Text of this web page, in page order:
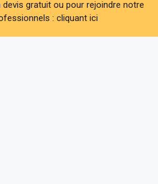
gratuit ou pour rejoindre notre
: cliquant ici